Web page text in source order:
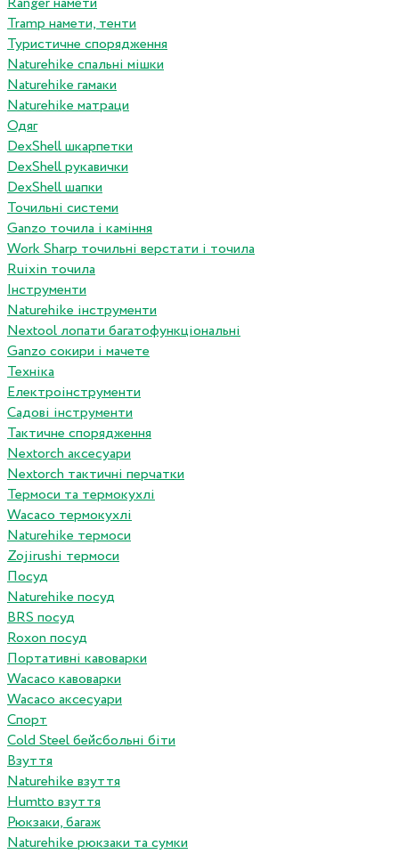
Tramp намети, тенти
Туристичне спорядження
Naturehike спальні мішки
Naturehike гамаки
Naturehike матраци
Одяг
DexShell шкарпетки
DexShell рукавички
DexShell шапки
Точильні системи
Ganzo точила і каміння
Work Sharp точильні верстати і точила
Ruixin точила
Інструменти
Naturehike інструменти
Nextool лопати багатофункціональні
Ganzo сокири і мачете
Техніка
Електроінструменти
Садові інструменти
Тактичне спорядження
Nextorch аксесуари
Nextorch тактичні перчатки
Термоси та термокухлі
Wacaco термокухлі
Naturehike термоси
Zojirushi термоси
Посуд
Naturehike посуд
BRS посуд
Roxon посуд
Портативні кавоварки
Wacaco кавоварки
Wacaco аксесуари
Спорт
Cold Steel бейсбольні біти
Взуття
Naturehike взуття
Humtto взуття
Рюкзаки, багаж
Naturehike рюкзаки та сумки